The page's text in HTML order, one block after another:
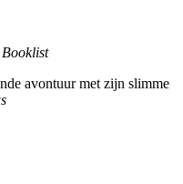
Booklist
avontuur met zijn slimme